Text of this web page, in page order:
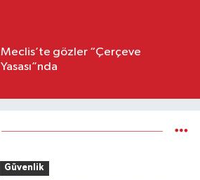
Meclis’te gözler “Çerçeve
Yasası”nda
Güvenlik